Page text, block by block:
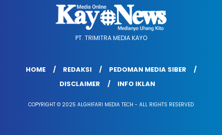
PT. TRIMITRA MEDIA KAYO
HOME REDAKSI
PEDOMAN MEDIA SIBER
DISCLAIMER
INFO IKLAN
COPYRIGHT © 2025 ALGHIFARI MEDIA TECH - ALL RIGHTS RESERVED